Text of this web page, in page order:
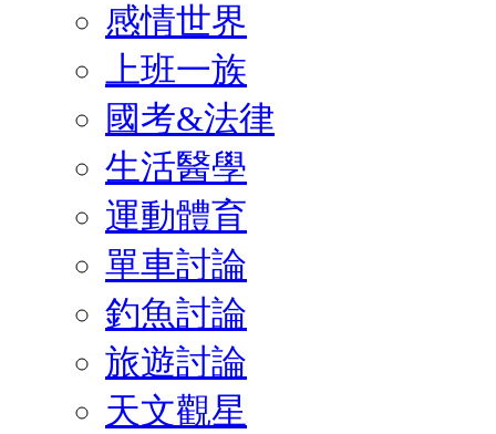
感情世界
上班一族
國考&法律
生活醫學
運動體育
單車討論
釣魚討論
旅遊討論
天文觀星